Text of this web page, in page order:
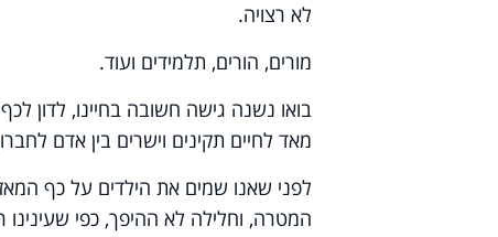
לא רצויה.
מורים, הורים, תלמידים ועוד.
בואו נשנה גישה חשובה בחיינו, לדון
מאד לחיים תקינים וישרים בין אדם
לפני שאנו שמים את הילדים על כף
המטרה, וחלילה לא ההיפך, כפי שעינינו